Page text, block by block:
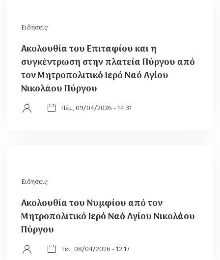
Ειδήσεις
Ακολουθία του Επιταφίου και η
συγκέντρωση στην πλατεία Πύργου από
τον Μητροπολιτικό Ιερό Ναό Αγίου
Νικολάου Πύργου
Πέμ, 09/04/2026 - 14:31
Ειδήσεις
Ακολουθία του Νυμφίου από τον
Μητροπολιτικό Ιερό Ναό Αγίου Νικολάου
Πύργου
Τετ, 08/04/2026 - 12:17